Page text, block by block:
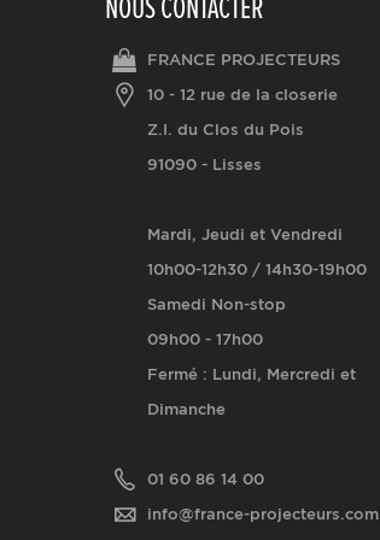
NOUS CONTACTER
FRANCE PROJECTEURS
10 - 12 rue de la closerie
Z.I. du Clos du Pois
91090 - Lisses
Mardi, Jeudi et Vendredi
10h00-12h30 / 14h30-19h00
Samedi Non-stop
09h00 - 17h00
Fermé : Lundi, Mercredi et
Dimanche
01 60 86 14 00
info@france-projecteurs.com